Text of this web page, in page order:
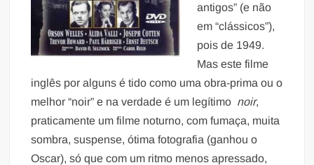
antigos” (e não
em “clássicos”),
pois de 1949.
Mas este filme
inglês por alguns é tido como uma obra-prima ou o
melhor “noir” e na verdade é um legítimo noir,
praticamente um filme noturno, com fumaça, muita
sombra, suspense, ótima fotografia (ganhou o
Oscar), só que com um ritmo menos apressado,